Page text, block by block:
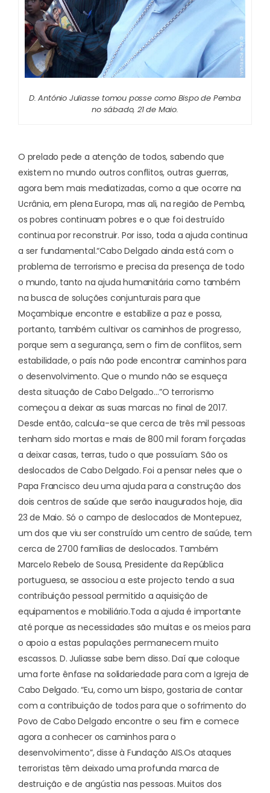
D. António Juliasse tomou posse como Bispo de Pemba
no sábado, 21 de Maio.
O prelado pede a atenção de todos, sabendo que
existem no mundo outros conflitos, outras guerras,
agora bem mais mediatizadas, como a que ocorre na
Ucrânia, em plena Europa, mas ali, na região de Pemba,
os pobres continuam pobres e o que foi destruído
continua por reconstruir. Por isso, toda a ajuda continua
a ser fundamental.“Cabo Delgado ainda está com o
problema de terrorismo e precisa da presença de todo
o mundo, tanto na ajuda humanitária como também
na busca de soluções conjunturais para que
Moçambique encontre e estabilize a paz e possa,
portanto, também cultivar os caminhos de progresso,
porque sem a segurança, sem o fim de conflitos, sem
estabilidade, o país não pode encontrar caminhos para
o desenvolvimento. Que o mundo não se esqueça
desta situação de Cabo Delgado…”O terrorismo
começou a deixar as suas marcas no final de 2017.
Desde então, calcula-se que cerca de três mil pessoas
tenham sido mortas e mais de 800 mil foram forçadas
a deixar casas, terras, tudo o que possuíam. São os
deslocados de Cabo Delgado. Foi a pensar neles que o
Papa Francisco deu uma ajuda para a construção dos
dois centros de saúde que serão inaugurados hoje, dia
23 de Maio. Só o campo de deslocados de Montepuez,
um dos que viu ser construído um centro de saúde, tem
cerca de 2700 famílias de deslocados. Também
Marcelo Rebelo de Sousa, Presidente da República
portuguesa, se associou a este projecto tendo a sua
contribuição pessoal permitido a aquisição de
equipamentos e mobiliário.Toda a ajuda é importante
até porque as necessidades são muitas e os meios para
o apoio a estas populações permanecem muito
escassos. D. Juliasse sabe bem disso. Daí que coloque
uma forte ênfase na solidariedade para com a Igreja de
Cabo Delgado. “Eu, como um bispo, gostaria de contar
com a contribuição de todos para que o sofrimento do
Povo de Cabo Delgado encontre o seu fim e comece
agora a conhecer os caminhos para o
desenvolvimento”, disse à Fundação AIS.Os ataques
terroristas têm deixado uma profunda marca de
destruição e de angústia nas pessoas. Muitos dos